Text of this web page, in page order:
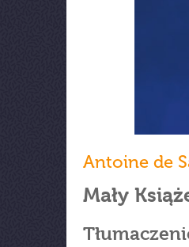
Antoine de
Mały